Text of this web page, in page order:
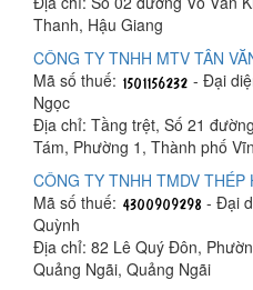
Thanh, Hậu Giang
CÔNG TY TNHH MTV TÂN
Mã số thuế:
- Đại
Ngọc
Địa chỉ: Tầng trệt, Số 21
Tám, Phường 1, Thành phố
CÔNG TY TNHH TMDV THÉP
Mã số thuế:
- Đại
Quỳnh
Địa chỉ: 82 Lê Quý Đôn,
Quảng Ngãi, Quảng Ngãi